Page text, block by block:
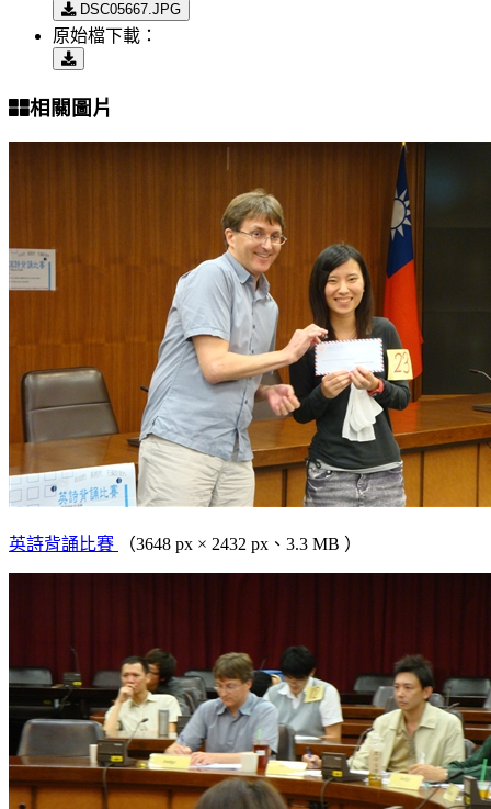
DSC05667.JPG
原始檔下載：
相關圖片
英詩背誦比賽 （3648 px × 2432 px、3.3 MB ）